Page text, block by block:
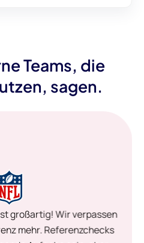
Teams, die
sagen.
großartig! Wir verpassen
mehr. Referenzchecks